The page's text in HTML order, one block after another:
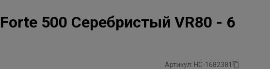
500 Серебристый VR80 - 6
Артикул: НС-1682381